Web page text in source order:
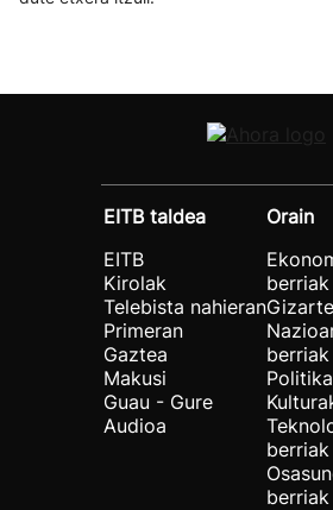
EITB taldea
EITB
Kirolak
Telebista nahieran
Primeran
Gaztea
Makusi
Guau - Gure
Audioa
Orain
berriak
berriak
berriak
berriak